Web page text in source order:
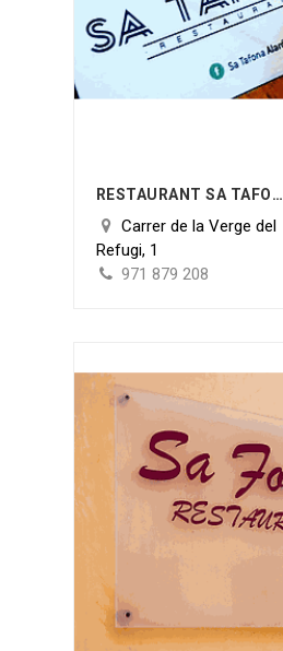
RESTAURANT SA TAFONA
Carrer de la Verge del
Refugi, 1
971 879 208